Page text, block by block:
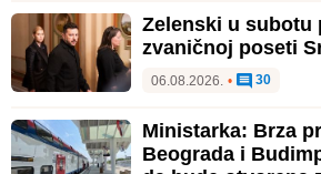
Zelenski u subotu
zvaničnoj poseti
06.08.2026. • 30
Ministarka: Brza
Beograda i